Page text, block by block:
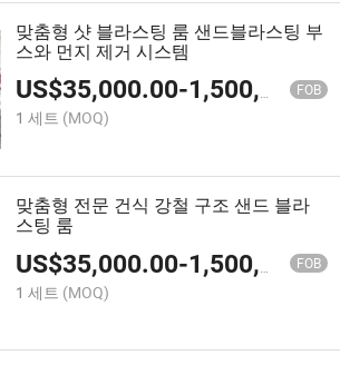
맞춤형 샷 블라스팅 룸 샌드블라스팅 부
스와 먼지 제거 시스템
US$35,000.00-1,500,000.00 FOB
1 세트 (MOQ)
맞춤형 전문 건식 강철 구조 샌드 블라
스팅 룸
US$35,000.00-1,500,000.00 FOB
1 세트 (MOQ)